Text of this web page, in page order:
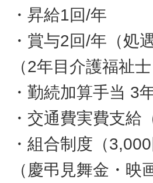
・昇給1回/年
・賞与2回/年（処
（2年目介護福祉
・勤続加算手当 3
・交通費実費支給
・組合制度（
（慶弔見舞金・